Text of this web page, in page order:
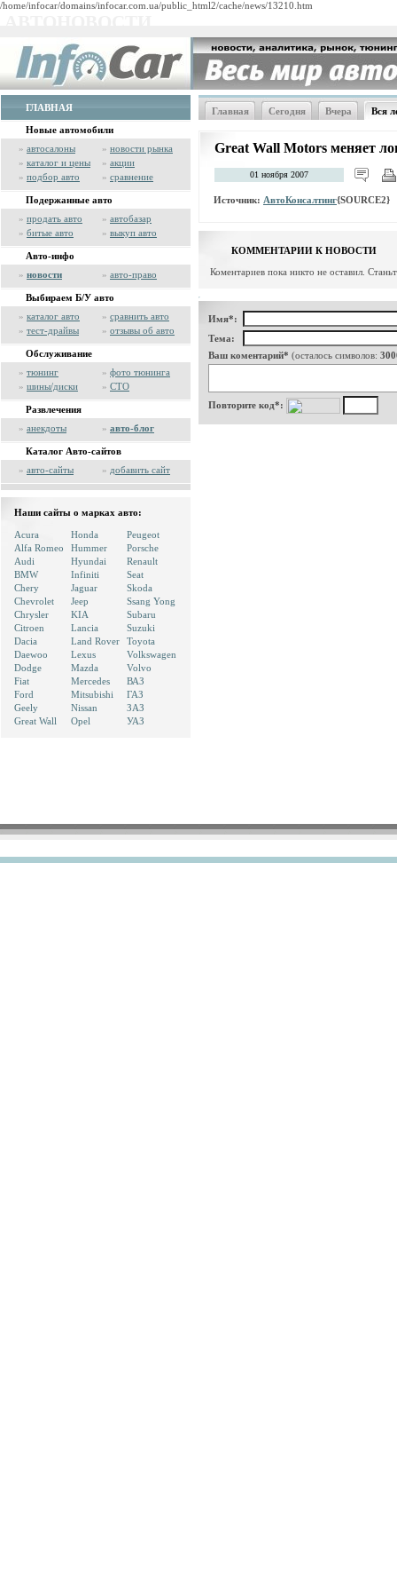
/home/infocar/domains/infocar.com.ua/public_html2/cache/news/13210.htm
ГЛАВНАЯ
Новые автомобили
» автосалоны » новости рынка
» каталог и цены » акции
» подбор авто » сравнение
Подержанные авто
» продать авто » автобазар
» битые авто » выкуп авто
Авто-инфо
» новости » авто-право
Выбираем Б/У авто
» каталог авто » сравнить авто
» тест-драйвы » отзывы об авто
Обслуживание
» тюнинг » фото тюнинга
» шины/диски » СТО
Развлечения
» анекдоты » авто-блог
Каталог Авто-сайтов
» авто-сайты » добавить сайт
Наши сайты о марках авто:
Acura
Alfa Romeo
Audi
BMW
Chery
Chevrolet
Chrysler
Citroen
Dacia
Daewoo
Dodge
Fiat
Ford
Geely
Great Wall
Honda
Hummer
Hyundai
Infiniti
Jaguar
Jeep
KIA
Lancia
Land Rover
Lexus
Mazda
Mercedes
Mitsubishi
Nissan
Opel
Peugeot
Porsche
Renault
Seat
Skoda
Ssang Yong
Subaru
Suzuki
Toyota
Volkswagen
Volvo
ВАЗ
ГАЗ
ЗАЗ
УАЗ
Главная Сегодня Вчера Вся
Great Wall Motors меняет
01 ноября 2007
Источник: АвтоКонсалтинг{SOURCE2}
КОММЕНТАРИИ К НОВОСТИ
Коментариев пока никто не оставил.
Имя*:
Тема:
Ваш коментарий* (осталось символов:
Повторите код*: